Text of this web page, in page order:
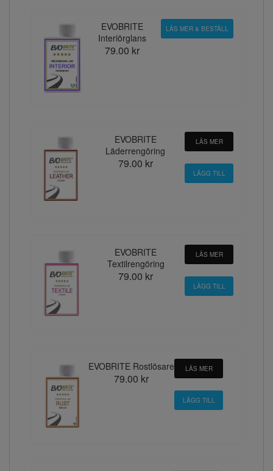
EVOBRITE
Interiörglans
79.00 kr
LÄS MER & BESTÄLL
EVOBRITE
Läderrengöring
79.00 kr
LÄS MER
EVOBRITE
Textilrengöring
79.00 kr
LÄS MER
EVOBRITE Rostlösare
79.00 kr
LÄS MER